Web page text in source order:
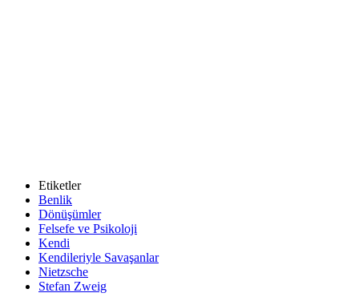
Etiketler
Benlik
Dönüşümler
Felsefe ve Psikoloji
Kendi
Kendileriyle Savaşanlar
Nietzsche
Stefan Zweig